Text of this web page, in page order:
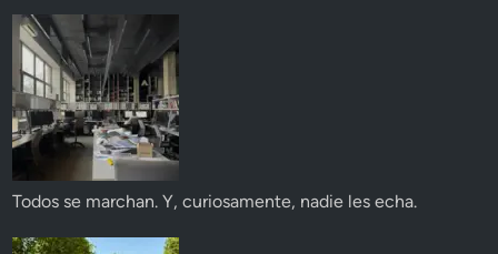
Todos se marchan. Y, curiosamente, nadie les echa.